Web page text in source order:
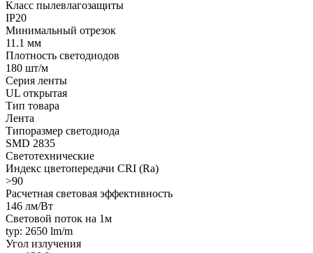
Класс пылевлагозащиты
IP20
Минимальный отрезок
11.1 мм
Плотность светодиодов
180 шт/м
Серия ленты
UL открытая
Тип товара
Лента
Типоразмер светодиода
SMD 2835
Светотехнические
Индекс цветопередачи CRI (Ra)
>90
Расчетная световая эффективность
146 лм/Вт
Световой поток на 1м
typ: 2650 lm/m
Угол излучения